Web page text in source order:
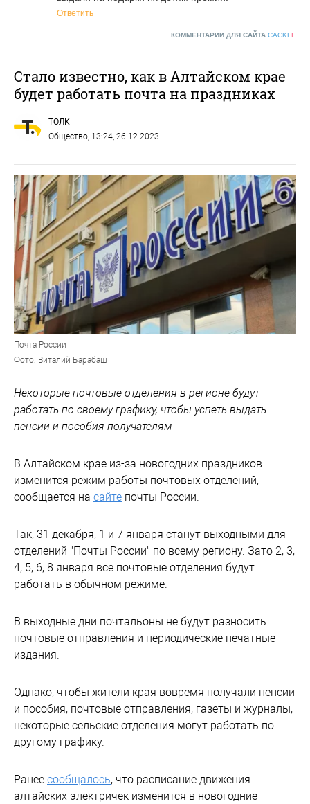
Ответить
КОММЕНТАРИИ ДЛЯ САЙТА CACKL E
Стало известно, как в Алтайском крае
будет работать почта на праздниках
ТОЛК
Общество, 13:24, 26.12.2023
Почта России
Фото: Виталий Барабаш
Некоторые почтовые отделения в регионе будут
работать по своему графику, чтобы успеть выдать
пенсии и пособия получателям
В Алтайском крае из-за новогодних праздников
изменится режим работы почтовых отделений,
сообщается на сайте почты России.
Так, 31 декабря, 1 и 7 января станут выходными для
отделений "Почты России" по всему региону. Зато 2, 3,
4, 5, 6, 8 января все почтовые отделения будут
работать в обычном режиме.
В выходные дни почтальоны не будут разносить
почтовые отправления и периодические печатные
издания.
Однако, чтобы жители края вовремя получали пенсии
и пособия, почтовые отправления, газеты и журналы,
некоторые сельские отделения могут работать по
другому графику.
Ранее сообщалось, что расписание движения
алтайских электричек изменится в новогодние